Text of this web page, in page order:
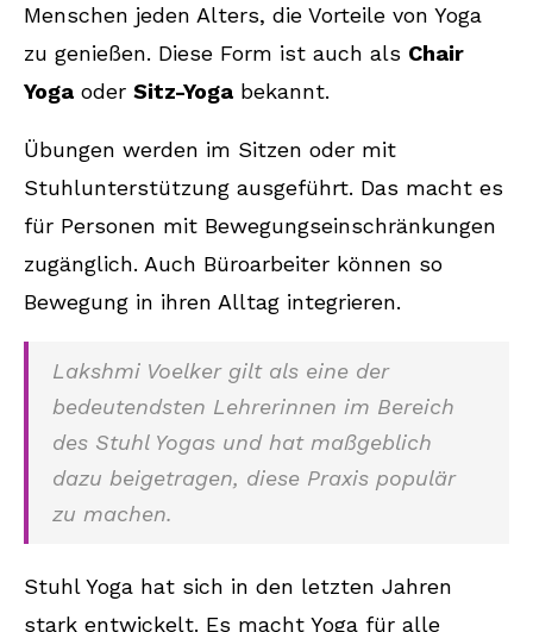
Menschen jeden Alters, die Vorteile von Yoga
zu genießen. Diese Form ist auch als Chair
Yoga oder Sitz-Yoga bekannt.
Übungen werden im Sitzen oder mit
Stuhlunterstützung ausgeführt. Das macht es
für Personen mit Bewegungseinschränkungen
zugänglich. Auch Büroarbeiter können so
Bewegung in ihren Alltag integrieren.
Lakshmi Voelker gilt als eine der
bedeutendsten Lehrerinnen im Bereich
des Stuhl Yogas und hat maßgeblich
dazu beigetragen, diese Praxis populär
zu machen.
Stuhl Yoga hat sich in den letzten Jahren
stark entwickelt. Es macht Yoga für alle